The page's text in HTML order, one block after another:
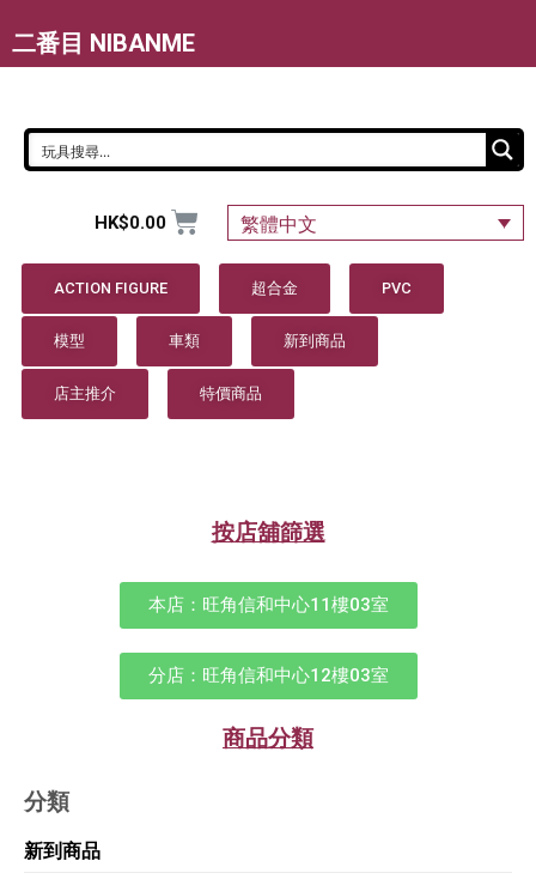
二番目 NIBANME
HK$0.00 繁體中文
ACTION FIGURE 超合金 PVC
模型 車類 新到商品
店主推介 特價商品
按店舖篩選
本店：旺角信和中心11樓03室
分店：旺角信和中心12樓03室
商品分類
分類
新到商品​